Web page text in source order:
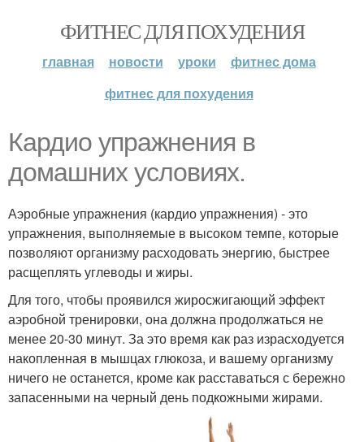
ФИТНЕС ДЛЯ ПОХУДЕНИЯ
главная новости уроки
фитнес дома
фитнес для похудения
Кардио упражнения в
домашних условиях.
Аэробные упражнения (кардио упражнения) - это
упражнения, выполняемые в высоком темпе, которые
позволяют организму расходовать энергию, быстрее
расщеплять углеводы и жиры.
Для того, чтобы проявился жиросжигающий эффект
аэробной тренировки, она должна продолжаться не
менее 20-30 минут. За это время как раз израсходуется
накопленная в мышцах глюкоза, и вашему организму
ничего не останется, кроме как расставаться с бережно
запасенными на черный день подкожными жирами.